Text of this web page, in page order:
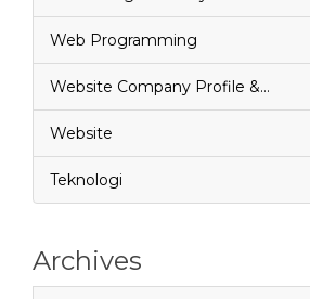
Web Programming
Website Company Profile &…
Website
Teknologi
Archives